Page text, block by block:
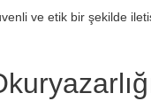
ve etik bir şekilde